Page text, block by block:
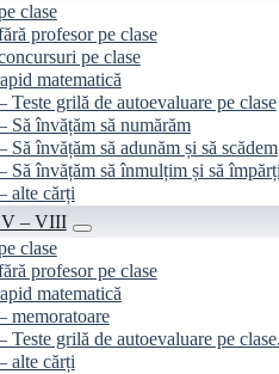
clase
profesor pe clase
pe clase
matematică
Teste grilă de autoevaluare pe clase
Să învățăm să numărăm
Să învățăm să adunăm și să scădem
Să învățăm să înmulțim și să
alte cărți
V – VIII
clase
profesor pe clase
matematică
memoratoare
Teste grilă de autoevaluare pe
alte cărți